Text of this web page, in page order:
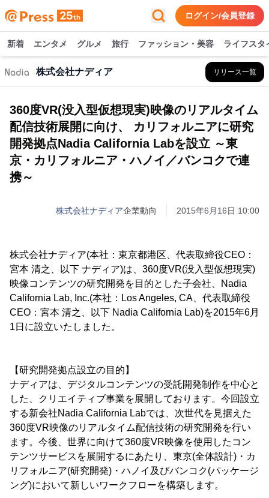
ログイン/会員登録
新着 エンタメ グルメ 旅行 ファッション・美容 ライフスタ
株式会社ナディア リリース一覧
360度VR(没入型仮想現実)映像のリアルタイム
配信技術展開に向け、 カリフォルニアに研究
開発拠点Nadia California Labを設立 ～東
京・カリフォルニア・ハノイ／バンコクで連
携～
株式会社ナディア企業動向 2015年6月16日 10:00
株式会社ナディア(本社：東京都港区、代表取締役CEO：
宮本 清之、以下 ナディア)は、360度VR(没入型仮想現実)
映像コンテンツの研究開発を目的とした子会社、Nadia
California Lab, Inc.(本社：Los Angeles, CA、代表取締役
CEO：宮本 清之、以下 Nadia California Lab)を2015年6月
1日に設立いたしました。
【研究開発拠点設立の目的】
ナディアは、デジタルコンテンツの受託開発制作を中心と
した、クリエイティブ事業を展開しております。今回設立
する新会社Nadia California Labでは、次世代を見据えた
360度VR映像のリアルタイム配信技術の研究開発を行い
ます。今後、世界に向けて360度VR映像を使用したコン
テンツサービスを展開するにあたり、東京(全体設計)・カ
リフォルニア(研究開発)・ハノイ及びバンコク(パッケージ
ング)において新しいワークフローを構築します。